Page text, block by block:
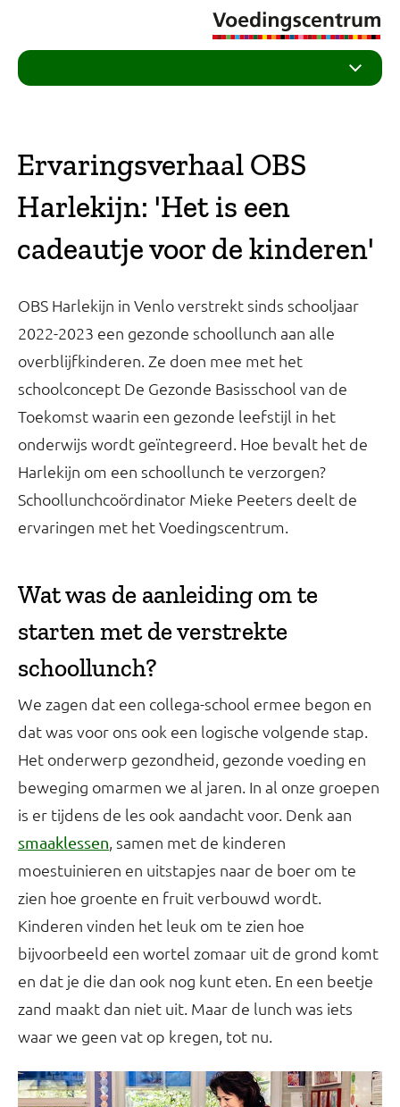
Ervaringsverhaal OBS
Harlekijn: 'Het is een
cadeautje voor de kinderen'
OBS Harlekijn in Venlo verstrekt sinds schooljaar
2022-2023 een gezonde schoollunch aan alle
overblijfkinderen. Ze doen mee met het
schoolconcept De Gezonde Basisschool van de
Toekomst waarin een gezonde leefstijl in het
onderwijs wordt geïntegreerd. Hoe bevalt het de
Harlekijn om een schoollunch te verzorgen?
Schoollunchcoördinator Mieke Peeters deelt de
ervaringen met het Voedingscentrum.
Wat was de aanleiding om te
starten met de verstrekte
schoollunch?
We zagen dat een collega-school ermee begon en
dat was voor ons ook een logische volgende stap.
Het onderwerp gezondheid, gezonde voeding en
beweging omarmen we al jaren. In al onze groepen
is er tijdens de les ook aandacht voor. Denk aan
smaaklessen, samen met de kinderen
moestuinieren en uitstapjes naar de boer om te
zien hoe groente en fruit verbouwd wordt.
Kinderen vinden het leuk om te zien hoe
bijvoorbeeld een wortel zomaar uit de grond komt
en dat je die dan ook nog kunt eten. En een beetje
zand maakt dan niet uit. Maar de lunch was iets
waar we geen vat op kregen, tot nu.